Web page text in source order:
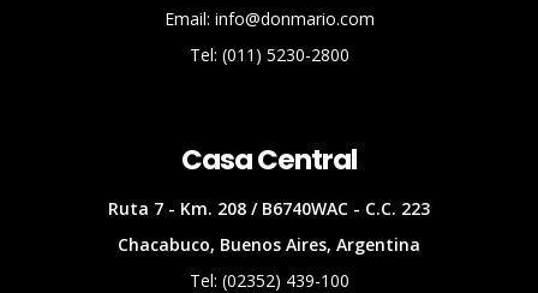
Email: info@donmario.com
Tel: (011) 5230-2800
Casa Central
Ruta 7 - Km. 208 / B6740WAC - C.C. 223
Chacabuco, Buenos Aires, Argentina
Tel: (02352) 439-100